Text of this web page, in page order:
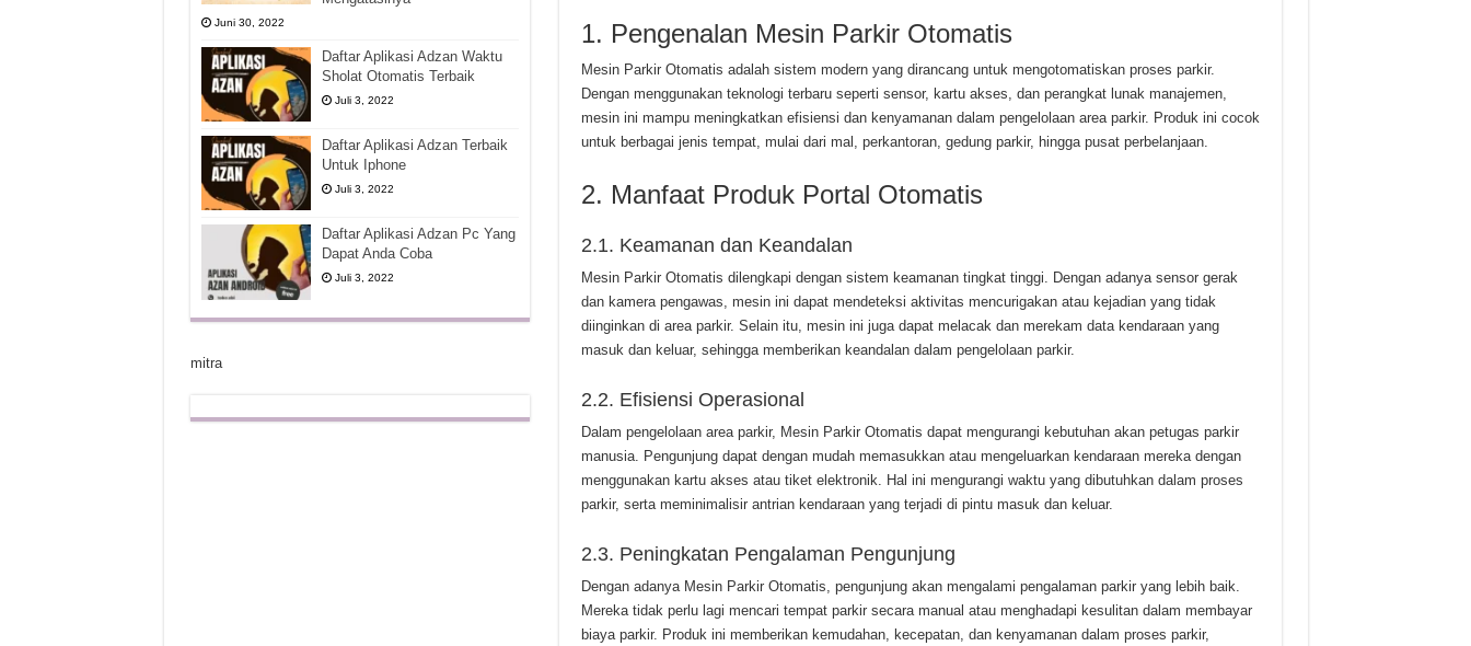
1. Pengenalan Mesin Parkir Otomatis
Mesin Parkir Otomatis adalah sistem modern yang dirancang untuk mengotomatiskan proses parkir.
Dengan menggunakan teknologi terbaru seperti sensor, kartu akses, dan perangkat lunak manajemen,
mesin ini mampu meningkatkan efisiensi dan kenyamanan dalam pengelolaan area parkir. Produk ini cocok
untuk berbagai jenis tempat, mulai dari mal, perkantoran, gedung parkir, hingga pusat perbelanjaan.
2. Manfaat Produk Portal Otomatis
2.1. Keamanan dan Keandalan
Mesin Parkir Otomatis dilengkapi dengan sistem keamanan tingkat tinggi. Dengan adanya sensor gerak
dan kamera pengawas, mesin ini dapat mendeteksi aktivitas mencurigakan atau kejadian yang tidak
diinginkan di area parkir. Selain itu, mesin ini juga dapat melacak dan merekam data kendaraan yang
masuk dan keluar, sehingga memberikan keandalan dalam pengelolaan parkir.
2.2. Efisiensi Operasional
Dalam pengelolaan area parkir, Mesin Parkir Otomatis dapat mengurangi kebutuhan akan petugas parkir
manusia. Pengunjung dapat dengan mudah memasukkan atau mengeluarkan kendaraan mereka dengan
menggunakan kartu akses atau tiket elektronik. Hal ini mengurangi waktu yang dibutuhkan dalam proses
parkir, serta meminimalisir antrian kendaraan yang terjadi di pintu masuk dan keluar.
2.3. Peningkatan Pengalaman Pengunjung
Dengan adanya Mesin Parkir Otomatis, pengunjung akan mengalami pengalaman parkir yang lebih baik.
Mereka tidak perlu lagi mencari tempat parkir secara manual atau menghadapi kesulitan dalam membayar
biaya parkir. Produk ini memberikan kemudahan, kecepatan, dan kenyamanan dalam proses parkir,
Juni 30, 2022
Daftar Aplikasi Adzan Waktu
Sholat Otomatis Terbaik
Juli 3, 2022
Daftar Aplikasi Adzan Terbaik
Untuk Iphone
Juli 3, 2022
Daftar Aplikasi Adzan Pc Yang
Dapat Anda Coba
Juli 3, 2022
mitra